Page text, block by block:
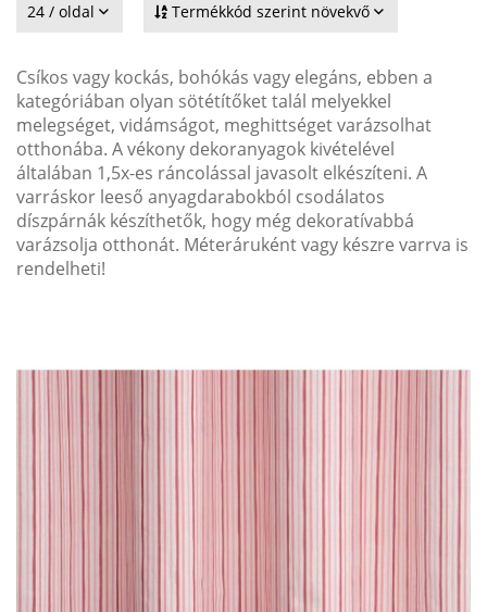
24 / oldal Termékkód szerint növekvő
Csíkos vagy kockás, bohókás vagy elegáns, ebben a
kategóriában olyan sötétítőket talál melyekkel
melegséget, vidámságot, meghittséget varázsolhat
otthonába. A vékony dekoranyagok kivételével
általában 1,5x-es ráncolással javasolt elkészíteni. A
varráskor leeső anyagdarabokból csodálatos
díszpárnák készíthetők, hogy még dekoratívabbá
varázsolja otthonát. Méteráruként vagy készre varrva is
rendelheti!